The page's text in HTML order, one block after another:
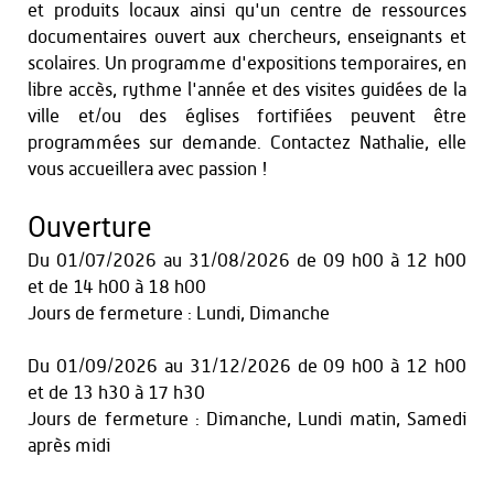
et produits locaux ainsi qu'un centre de ressources
documentaires ouvert aux chercheurs, enseignants et
scolaires. Un programme d'expositions temporaires, en
libre accès, rythme l'année et des visites guidées de la
ville et/ou des églises fortifiées peuvent être
programmées sur demande. Contactez Nathalie, elle
vous accueillera avec passion !
Ouverture
Du 01/07/2026 au 31/08/2026 de 09 h00 à 12 h00
et de 14 h00 à 18 h00
Jours de fermeture : Lundi, Dimanche
Du 01/09/2026 au 31/12/2026 de 09 h00 à 12 h00
et de 13 h30 à 17 h30
Jours de fermeture : Dimanche, Lundi matin, Samedi
après midi